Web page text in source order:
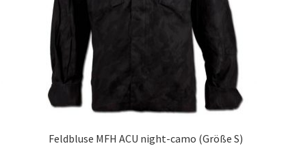
Feldbluse MFH ACU night-camo (Größe S)